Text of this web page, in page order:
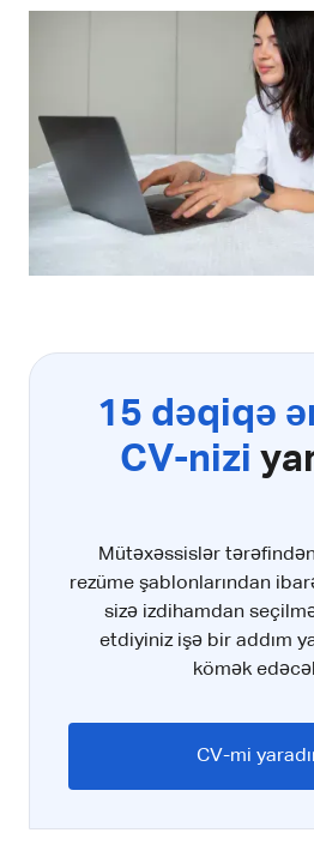
15 dəqiqə
CV-nizi
Mütəxəssislər tərəfindən
rezüme şablonlarından
sizə izdihamdan
etdiyiniz işə bir addım
kömək
CV-mi